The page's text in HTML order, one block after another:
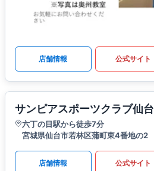
店舗情報 公式サイト
サンピアスポーツクラブ仙台
六丁の目駅から徒歩7分
宮城県仙台市若林区蒲町東4番地の2
店舗情報 公式サイト